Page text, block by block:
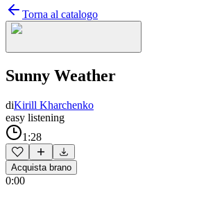
Torna al catalogo
Sunny Weather
diKirill Kharchenko
easy listening
1:28
Acquista brano
0:00